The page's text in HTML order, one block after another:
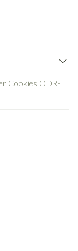
Cookies ODR-